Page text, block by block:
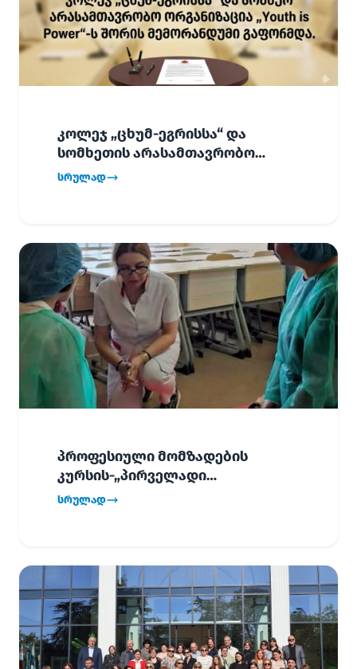
კოლეჯ „ცხუმ-ეგრისსა“ და
სომხეთის არასამთავრობო
ორგანიზაცია „Youth is Power“-ს
სრულად
პროფესიული მომზადების
კურსის-„პირველადი
გადაუდებელი დახმარება“,
სრულად